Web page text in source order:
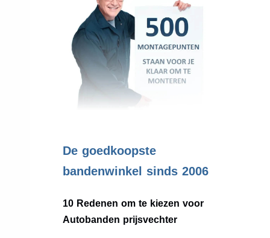
De goedkoopste
bandenwinkel sinds 2006
10 Redenen om te kiezen voor
Autobanden prijsvechter